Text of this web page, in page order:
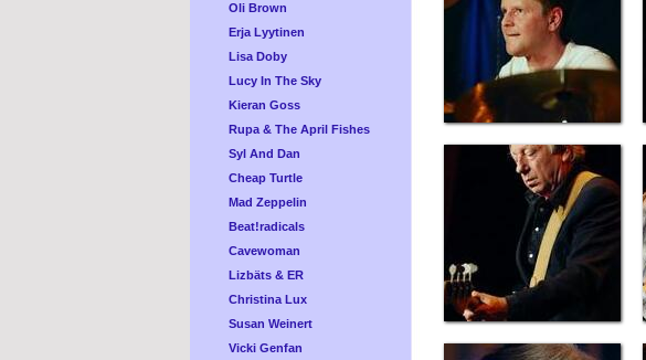
Oli Brown
Erja Lyytinen
Lisa Doby
Lucy In The Sky
Kieran Goss
Rupa & The April Fishes
Syl And Dan
Cheap Turtle
Mad Zeppelin
Beat!radicals
Cavewoman
Lizbäts & ER
Christina Lux
Susan Weinert
Vicki Genfan